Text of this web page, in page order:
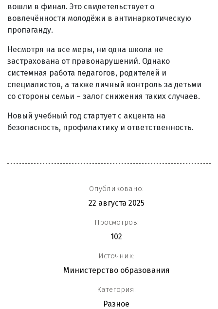
вошли в финал. Это свидетельствует о
вовлечённости молодёжи в антинаркотическую
пропаганду.
Несмотря на все меры, ни одна школа не
застрахована от правонарушений. Однако
системная работа педагогов, родителей и
специалистов, а также личный контроль за детьми
со стороны семьи – залог снижения таких случаев.
Новый учебный год стартует с акцента на
безопасность, профилактику и ответственность.
Опубликовано:
22 августа 2025
Просмотров:
102
Источник:
Министерство образования
Категория:
Разное